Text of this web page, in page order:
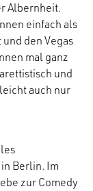
Albernheit.
einfach als
den Vegas
mal ganz
und
auch nur
Berlin. Im
zur Comedy